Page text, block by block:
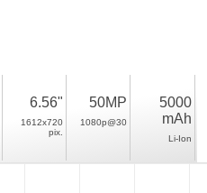
6.56"
1612x720
pix.
50MP
1080p@30
5000
mAh
Li-Ion